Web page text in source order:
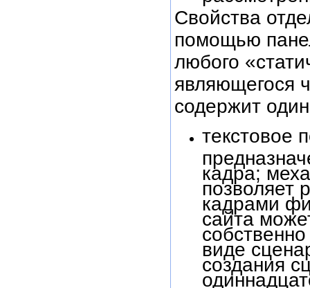
Свойства
помощью
любого
являющегося
содержит
текстовое
кадра;
позволяет
кадрами
сайта
виде
создания